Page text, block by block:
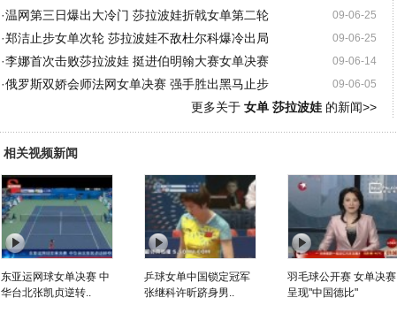
09-06-25
·温网第三日爆出大冷门 莎拉波娃折戟女单第二轮
09-06-25
·郑洁止步女单次轮 莎拉波娃不敌杜尔科爆冷出局
09-06-14
·李娜首次击败莎拉波娃 挺进伯明翰大赛女单决赛
09-06-05
·俄罗斯双娇会师法网女单决赛 强手胜出黑马止步
更多关于 女单 莎拉波娃的新闻>>
相关视频新闻
东亚运网球女单决赛 中
华台北张凯贞逆转..
乒球女单中国锁定冠军
张继科许昕跻身男..
羽毛球公开赛 女单决赛
呈现"中国德比"